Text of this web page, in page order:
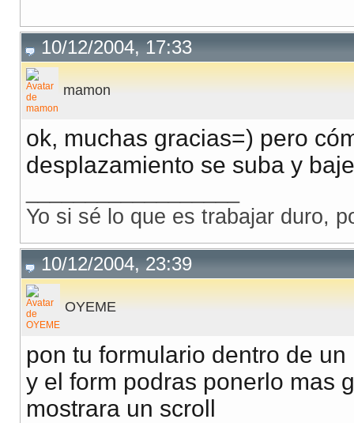
10/12/2004, 17:33
mamon
ok, muchas gracias=) pero
desplazamiento se suba y
Yo si sé lo que es trabajar duro,
10/12/2004, 23:39
OYEME
pon tu formulario dentro de un
y el form podras ponerlo mas
mostrara un scroll